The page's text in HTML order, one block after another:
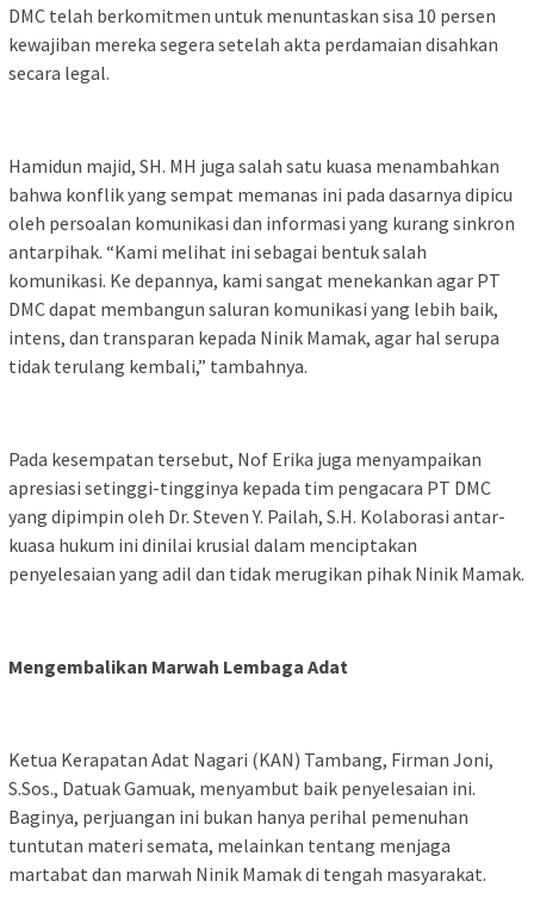
DMC telah berkomitmen untuk menuntaskan sisa 10 persen
kewajiban mereka segera setelah akta perdamaian disahkan
secara legal.
Hamidun majid, SH. MH juga salah satu kuasa menambahkan
bahwa konflik yang sempat memanas ini pada dasarnya dipicu
oleh persoalan komunikasi dan informasi yang kurang sinkron
antarpihak. “Kami melihat ini sebagai bentuk salah
komunikasi. Ke depannya, kami sangat menekankan agar PT
DMC dapat membangun saluran komunikasi yang lebih baik,
intens, dan transparan kepada Ninik Mamak, agar hal serupa
tidak terulang kembali,” tambahnya.
Pada kesempatan tersebut, Nof Erika juga menyampaikan
apresiasi setinggi-tingginya kepada tim pengacara PT DMC
yang dipimpin oleh Dr. Steven Y. Pailah, S.H. Kolaborasi antar-
kuasa hukum ini dinilai krusial dalam menciptakan
penyelesaian yang adil dan tidak merugikan pihak Ninik Mamak.
Mengembalikan Marwah Lembaga Adat
Ketua Kerapatan Adat Nagari (KAN) Tambang, Firman Joni,
S.Sos., Datuak Gamuak, menyambut baik penyelesaian ini.
Baginya, perjuangan ini bukan hanya perihal pemenuhan
tuntutan materi semata, melainkan tentang menjaga
martabat dan marwah Ninik Mamak di tengah masyarakat.